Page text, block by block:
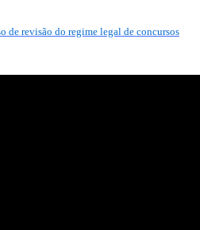
de revisão do regime legal de concursos